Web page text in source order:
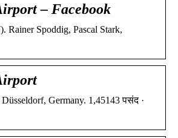
– Facebook
Rainer Spoddig, Pascal Stark,
Germany. 1,45143 पसंद ·